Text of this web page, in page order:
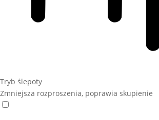
Tryb ślepoty
Zmniejsza rozproszenia, poprawia skupienie